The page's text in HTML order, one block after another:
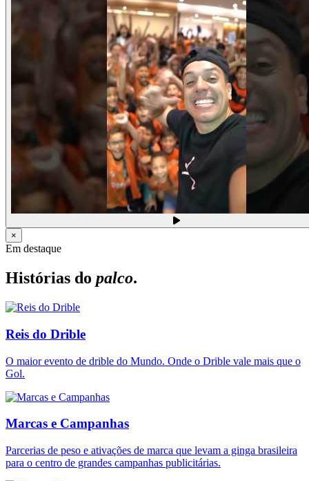
×
Em destaque
Histórias do palco.
Reis do Drible
O maior evento de drible do Mundo. Onde o Drible vale mais que o
Gol.
Marcas e Campanhas
Parcerias de peso e ativações de marca que levam a ginga brasileira
para o centro de grandes campanhas publicitárias.